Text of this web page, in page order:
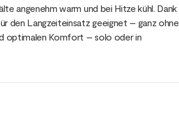
angenehm warm und bei Hitze kühl. Dank
den Langzeiteinsatz geeignet – ganz ohne
optimalen Komfort – solo oder in